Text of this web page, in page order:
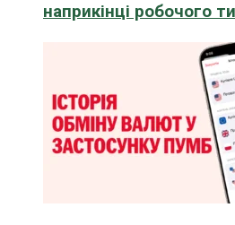
наприкінці робочого